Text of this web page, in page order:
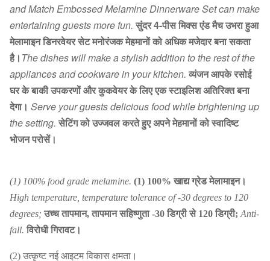
and Match Embossed Melamine Dinnerware Set can make
entertaining guests more fun. सुंदर 4-पीस मिक्स एंड मैच उभरा हुआ
मेलामाइन डिनरवेयर सेट मनोरंजक मेहमानों को अधिक मजेदार बना सकता
है। The dishes will make a stylish addition to the rest of the
appliances and cookware in your kitchen. व्यंजन आपके रसोई
घर के बाकी उपकरणों और कुकवेयर के लिए एक स्टाइलिश अतिरिक्त बना
देगा। Serve your guests delicious food while brightening up
the setting. सेटिंग को उज्जवल करते हुए अपने मेहमानों को स्वादिष्ट
भोजन परोसें।
(1) 100% food grade melamine. (1) 100% खाद्य ग्रेड मेलामाइन।
High temperature, temperature tolerance of -30 degrees to 120
degrees; उच्च तापमान, तापमान सहिष्णुता -30 डिग्री से 120 डिग्री; Anti-
fall. विरोधी गिरावट।
(2) उत्कृष्ट नई आइटम विकास क्षमता।